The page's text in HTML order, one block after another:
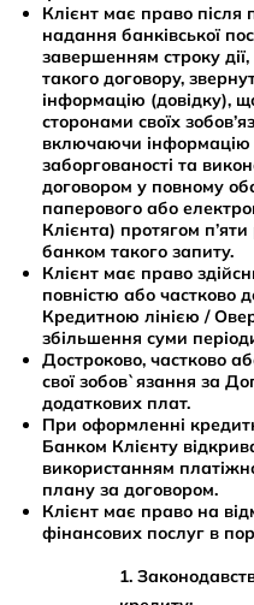
Клієнт має право після
надання банківської
завершенням строку
такого договору,
інформацію (довідку),
сторонами своїх
включаючи інформацію
заборгованості та
договором у повному
паперового або
Клієнта) протягом
банком такого запиту.
Клієнт має право
повністю або частково
Кредитною лінією /
збільшення суми
Достроково, частково
свої зобов`язання за
додаткових плат.
При оформленні
Банком Клієнту
використанням
плану за договором.
Клієнт має право на
фінансових послуг в
1.